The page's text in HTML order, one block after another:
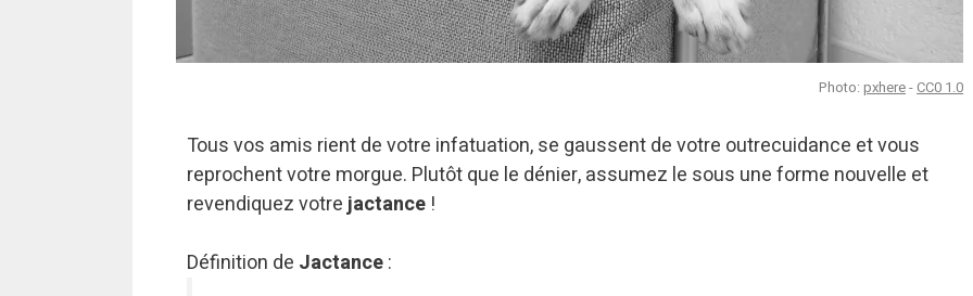
Photo: pxhere- CC0 1.0
Tous vos amis rient de votre infatuation, se gaussent de votre outrecuidance et vous
reprochent votre morgue. Plutôt que le dénier, assumez le sous une forme nouvelle et
revendiquez votrejactance !
Définition de Jactance: